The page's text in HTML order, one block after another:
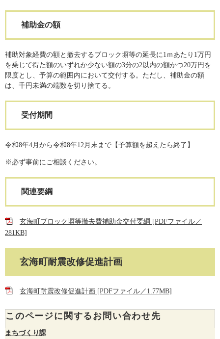
補助金の額
補助対象経費の額と撤去するブロック塀等の延長に1ｍあたり1万円
を乗じて得た額のいずれか少ない額の3分の2以内の額かつ20万円を
限度とし、予算の範囲内において交付する。ただし、補助金の額
は、千円未満の端数を切り捨てる。
受付期間
令和8年4月から令和8年12月末まで【予算額を超えたら終了】
※必ず事前にご相談ください。
関連要綱
玄海町ブロック塀等撤去費補助金交付要綱 [PDFファイル／
281KB]
玄海町耐震改修促進計画
玄海町耐震改修促進計画 [PDFファイル／1.77MB]
このページに関するお問い合わせ先
まちづくり課